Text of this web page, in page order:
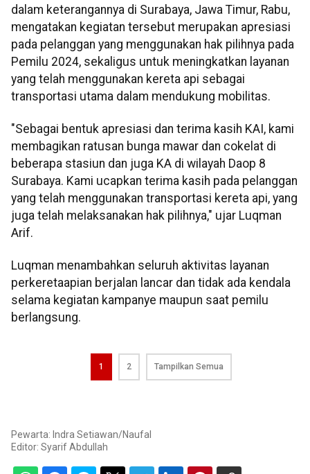
dalam keterangannya di Surabaya, Jawa Timur, Rabu,
mengatakan kegiatan tersebut merupakan apresiasi
pada pelanggan yang menggunakan hak pilihnya pada
Pemilu 2024, sekaligus untuk meningkatkan layanan
yang telah menggunakan kereta api sebagai
transportasi utama dalam mendukung mobilitas.
"Sebagai bentuk apresiasi dan terima kasih KAI, kami
membagikan ratusan bunga mawar dan cokelat di
beberapa stasiun dan juga KA di wilayah Daop 8
Surabaya. Kami ucapkan terima kasih pada pelanggan
yang telah menggunakan transportasi kereta api, yang
juga telah melaksanakan hak pilihnya," ujar Luqman
Arif.
Luqman menambahkan seluruh aktivitas layanan
perkeretaapian berjalan lancar dan tidak ada kendala
selama kegiatan kampanye maupun saat pemilu
berlangsung.
1 2 Tampilkan Semua
Pewarta: Indra Setiawan/Naufal
Editor: Syarif Abdullah